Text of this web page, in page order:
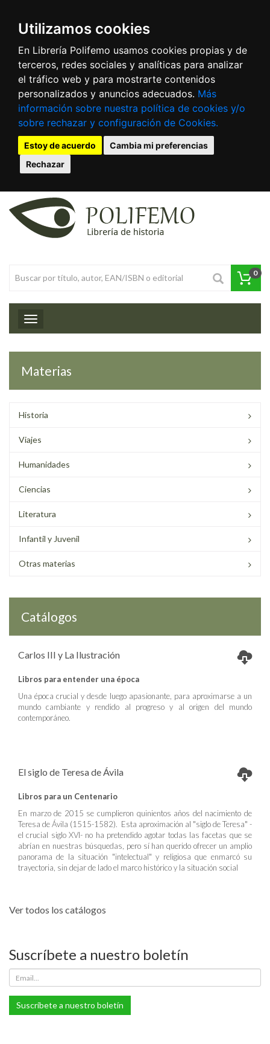
Utilizamos cookies
En Librería Polifemo usamos cookies propias y de
terceros, redes sociales y analíticas para analizar
el tráfico web y para mostrarte contenidos
personalizados y anuncios adecuados. Más
información sobre nuestra política de cookies y/o
sobre rechazar y configuración de Cookies.
Estoy de acuerdo
Cambia mi preferencias
Rechazar
0
Toggle navigation
Materias
Historia
Viajes
Humanidades
Ciencias
Literatura
Infantil y Juvenil
Otras materias
Catálogos
Carlos III y La Ilustración
Libros para entender una época
Una época crucial y desde luego apasionante, para aproximarse a un
mundo cambiante y rendido al progreso y al origen del mundo
contemporáneo.
El siglo de Teresa de Ávila
Libros para un Centenario
En marzo de 2015 se cumplieron quinientos años del nacimiento de
Teresa de Ávila (1515-1582). Esta aproximación al "siglo de Teresa" -
el crucial siglo XVI- no ha pretendido agotar todas las facetas que se
abrían en nuestras búsquedas, pero sí han querido ofrecer un amplio
panorama de la situación "intelectual" y religiosa que enmarcó su
trayectoria, sin dejar de lado el marco histórico y la situación social
Ver todos los catálogos
Suscríbete a nuestro boletín
Suscríbete a nuestro boletín